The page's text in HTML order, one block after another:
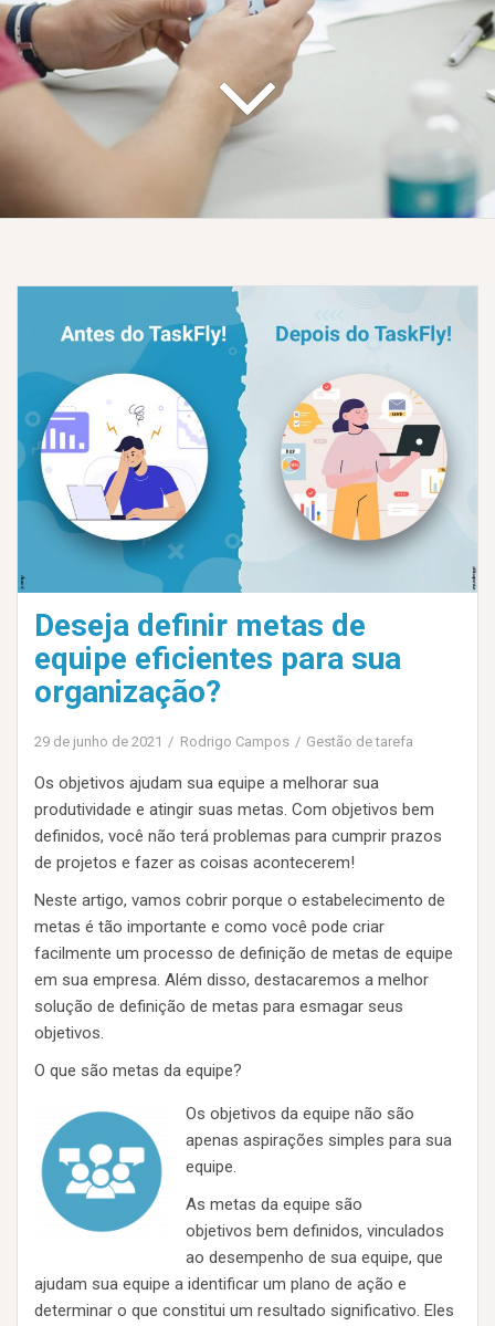
Deseja definir metas de
equipe eficientes para sua
organização?
29 de junho de 2021 Rodrigo Campos Gestão de tarefa
Os objetivos ajudam sua equipe a melhorar sua
produtividade e atingir suas metas. Com objetivos bem
definidos, você não terá problemas para cumprir prazos
de projetos e fazer as coisas acontecerem!
Neste artigo, vamos cobrir porque o estabelecimento de
metas é tão importante e como você pode criar
facilmente um processo de definição de metas de equipe
em sua empresa. Além disso, destacaremos a melhor
solução de definição de metas para esmagar seus
objetivos.
O que são metas da equipe?
Os objetivos da equipe não são
apenas aspirações simples para sua
equipe.
As metas da equipe são
objetivos bem definidos, vinculados
ao desempenho de sua equipe, que
ajudam sua equipe a identificar um plano de ação e
determinar o que constitui um resultado significativo. Eles